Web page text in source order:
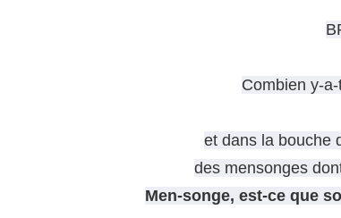
Combien y-
et dans la bouche
des mensonges
Men-songe, est-ce que